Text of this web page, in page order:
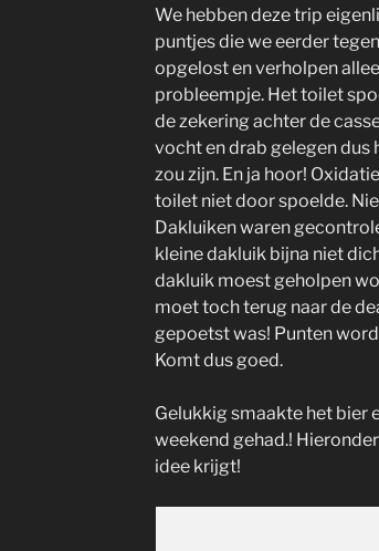
We hebben deze trip
puntjes die we eerder
opgelost en verholpen
probleempje. Het toilet
de zekering achter de
vocht en drab gelegen dus
zou zijn. En ja hoor!
toilet niet door spoelde.
Dakluiken waren
kleine dakluik bijna niet
dakluik moest geholpen
moet toch terug naar de
gepoetst was! Punten
Komt dus goed.
Gelukkig smaakte het bier
weekend gehad.!
idee krijgt!